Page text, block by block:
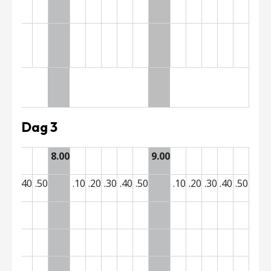
Dag 3
8.00 9.00
.40 .50 .10 .20 .30 .40 .50 .10 .20 .30 .40 .50